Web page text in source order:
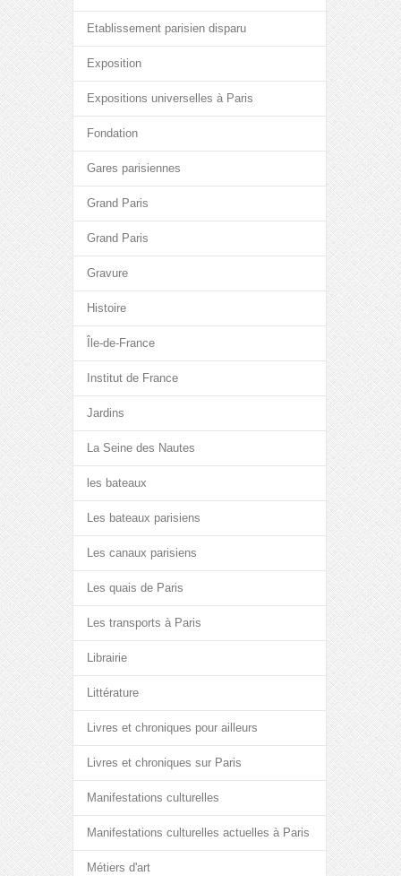
Etablissement parisien disparu
Exposition
Expositions universelles à Paris
Fondation
Gares parisiennes
Grand Paris
Grand Paris
Gravure
Histoire
Île-de-France
Institut de France
Jardins
La Seine des Nautes
les bateaux
Les bateaux parisiens
Les canaux parisiens
Les quais de Paris
Les transports à Paris
Librairie
Littérature
Livres et chroniques pour ailleurs
Livres et chroniques sur Paris
Manifestations culturelles
Manifestations culturelles actuelles à Paris
Métiers d'art